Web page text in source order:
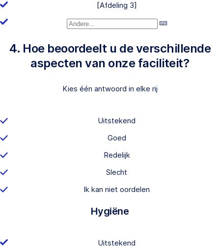
[Afdeling 3]
4. Hoe beoordeelt u de verschillende
aspecten van onze faciliteit?
Kies één antwoord in elke rij
Uitstekend
Goed
Redelijk
Slecht
Ik kan niet oordelen
Hygiëne
Uitstekend